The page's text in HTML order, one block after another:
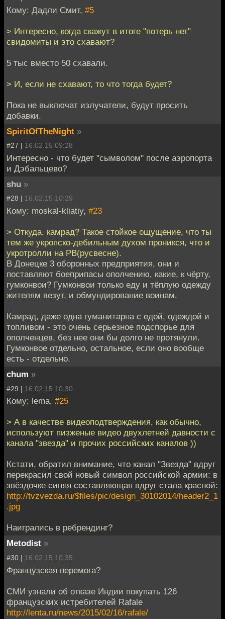
Кому: Дадли Смит, #5
> Интересно, когда скажут в итоге "потерь нет"
свидомиты и это схавают?
5 тыс вместо 50 схавали.
> И, если не схавают, то что тогда будет?
Пока не выключат излучатели, будут просить
добавки.
SpiritOfTheNight »
#27 | 16.02.15 09:28
Интересно - что будет "сымволом" после аэропорта
и Дэбальцево?
shu »
#28 | 16.02.15 10:29
Кому: moskal-kliatiy, #23
> Откуда, камрад? Такое стойкое ощущение, что ты
тем же укропско-дебильным духом проникся, что и
укротролли на РВ(русвесне).
В Донецке 3 оборонных предприятия, они и
поставляют боеприпасы ополчению, какие, к чёрту,
гумконвои? Гумконвои только еду и тёплую одежду
жителям везут, и обмундирование воинам.
Камрад, даже одна гуманитарна с едой, одеждой и
топливом - это очень серьезное подспорье для
ополченцев, без нее они бы долго не протянули.
Гумконвое отдельно, остальное, если оно вообще
есть - отдельно.
chum »
#29 | 16.02.15 10:30
Кому: lema, #25
> А в качестве видеоподтверждения, как обычно,
используют пизженые видео двухлетней давности с
канала "звезда" и прочих российских каналов ))
Кстати, обратил внимание, что канал "Звезда" вдруг
перекрасил свой новый символ российской армии: в
звёздочке синяя составляющая вдруг стала красной:
http://tvzvezda.ru/$files/pic/design_30102014/header2_1
.jpg
Наигрались в ребрендинг?
Metodist »
#30 | 16.02.15 10:35
Французская перемога?
СМИ узнали об отказе Индии покупать 126
французских истребителей Rafale
http://lenta.ru/news/2015/02/16/rafale/